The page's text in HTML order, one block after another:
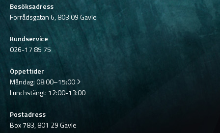
Besöksadress
Förrådsgatan 6, 803 09 Gävle
Kundservice
026-17 85 75
Öppettider
Måndag:08:00–15:00
Lunchstängt: 12:00-13:00
Postadress
Box 783, 801 29 Gävle